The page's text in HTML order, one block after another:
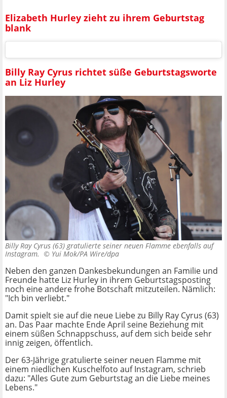
Elizabeth Hurley zieht zu ihrem Geburtstag
blank
Billy Ray Cyrus richtet süße Geburtstagsworte
an Liz Hurley
Billy Ray Cyrus (63) gratulierte seiner neuen Flamme ebenfalls auf
Instagram. © Yui Mok/PA Wire/dpa
Neben den ganzen Dankesbekundungen an Familie und
Freunde hatte Liz Hurley in ihrem Geburtstagsposting
noch eine andere frohe Botschaft mitzuteilen. Nämlich:
"Ich bin verliebt."
Damit spielt sie auf die neue Liebe zu Billy Ray Cyrus (63)
an. Das Paar machte Ende April seine Beziehung mit
einem süßen Schnappschuss, auf dem sich beide sehr
innig zeigen, öffentlich.
Der 63-Jährige gratulierte seiner neuen Flamme mit
einem niedlichen Kuschelfoto auf Instagram, schrieb
dazu: "Alles Gute zum Geburtstag an die Liebe meines
Lebens."